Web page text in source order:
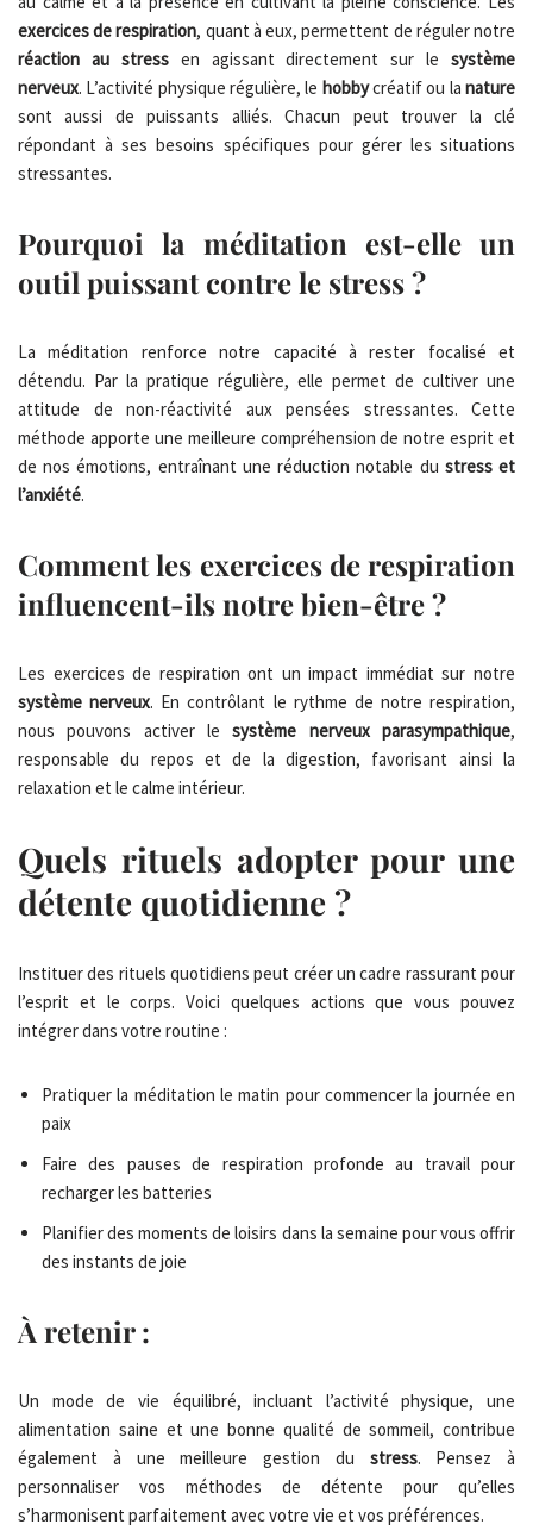
exercices de respiration, quant à eux, permettent de réguler notre
réaction au stressen agissant directement sur le système
nerveux. L’activité physique régulière, le hobbycréatif ou lanature
sont aussi de puissants alliés. Chacun peut trouver la clé
répondant à ses besoins spécifiques pour gérer les situations
stressantes.
Pourquoi la méditation est-elle un
outil puissant contre le stress ?
La méditation renforce notre capacité à rester focalisé et
détendu. Par la pratique régulière, elle permet de cultiver une
attitude de non-réactivité aux pensées stressantes. Cette
méthode apporte une meilleure compréhension de notre esprit et
de nos émotions, entraînant une réduction notable du stress et
l’anxiété.
Comment les exercices de respiration
influencent-ils notre bien-être ?
Les exercices de respiration ont un impact immédiat sur notre
système nerveux. En contrôlant le rythme de notre respiration,
nous pouvons activer lesystème nerveux parasympathique,
responsable du repos et de la digestion, favorisant ainsi la
relaxation et le calme intérieur.
Quels rituels adopter pour une
détente quotidienne ?
Instituer des rituels quotidiens peut créer un cadre rassurant pour
l’esprit et le corps. Voici quelques actions que vous pouvez
intégrer dans votre routine :
Pratiquer la méditation le matin pour commencer la journée en
paix
Faire des pauses de respiration profonde au travail pour
recharger les batteries
Planifier des moments de loisirs dans la semaine pour vous offrir
des instants de joie
À retenir :
Un mode de vie équilibré, incluant l’activité physique, une
alimentation saine et une bonne qualité de sommeil, contribue
également à une meilleure gestion du stress. Pensez à
personnaliser vos méthodes de détente pour qu’elles
s’harmonisent parfaitement avec votre vie et vos préférences.